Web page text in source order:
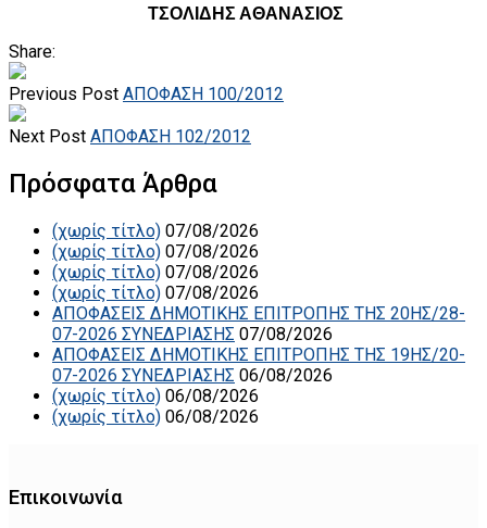
ΤΣΟΛΙΔΗΣ ΑΘΑΝΑΣΙΟΣ
Share:
Previous Post ΑΠΟΦΑΣΗ 100/2012
Next Post ΑΠΟΦΑΣΗ 102/2012
Πρόσφατα Άρθρα
(χωρίς τίτλο) 07/08/2026
(χωρίς τίτλο) 07/08/2026
(χωρίς τίτλο) 07/08/2026
(χωρίς τίτλο) 07/08/2026
ΑΠΟΦΑΣΕΙΣ ΔΗΜΟΤΙΚΗΣ ΕΠΙΤΡΟΠΗΣ ΤΗΣ 20ΗΣ/28-
07-2026 ΣΥΝΕΔΡΙΑΣΗΣ 07/08/2026
ΑΠΟΦΑΣΕΙΣ ΔΗΜΟΤΙΚΗΣ ΕΠΙΤΡΟΠΗΣ ΤΗΣ 19ΗΣ/20-
07-2026 ΣΥΝΕΔΡΙΑΣΗΣ 06/08/2026
(χωρίς τίτλο) 06/08/2026
(χωρίς τίτλο) 06/08/2026
Επικοινωνία